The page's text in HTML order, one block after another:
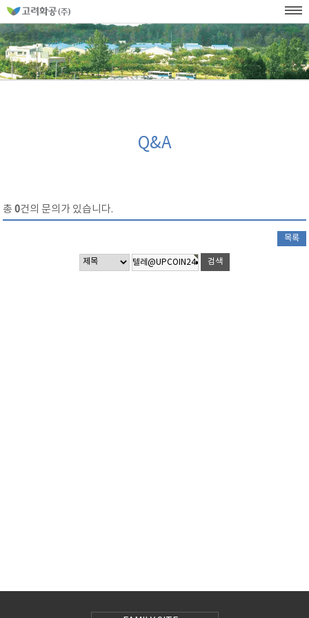
홈
이
지
네
비
게
이
션
KOR ENG SITEMAP WEB발주
메
인
메
뉴
Q&A
총0건의 문의가 있습니다.
목록